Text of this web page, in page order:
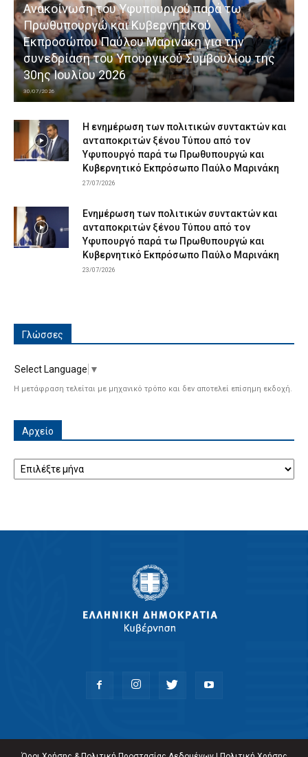
Ανακοίνωση του Υφυπουργού παρά τω
Πρωθυπουργώ και Κυβερνητικού
Εκπροσώπου Παύλου Μαρινάκη για την
συνεδρίαση του Υπουργικού Συμβουλίου της
30ης Ιουλίου 2026
30/07/2026
Η ενημέρωση των πολιτικών συντακτών και
ανταποκριτών ξένου Τύπου από τον
Υφυπουργό παρά τω Πρωθυπουργώ και
Κυβερνητικό Εκπρόσωπο Παύλο Μαρινάκη
27/07/2026
Ενημέρωση των πολιτικών συντακτών και
ανταποκριτών ξένου Τύπου από τον
Υφυπουργό παρά τω Πρωθυπουργώ και
Κυβερνητικό Εκπρόσωπο Παύλο Μαρινάκη
23/07/2026
Γλώσσες
Select Language ▼
Η μετάφραση τελείται με μηχανικό τρόπο και δεν αποτελεί επίσημη εκδοχή.
Αρχείο
Αρχείο